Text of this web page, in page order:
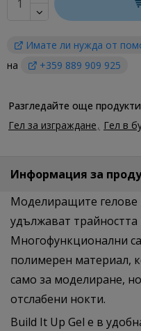
Имате ли нужда от
на
+359 889 909 925
Разгледайте още
Гел за изграждане
Гел в
Информация за
Моделиращите гелове
удължават
Многофункционални са
полимерен материал,
само за моделиране,
отслабени нокти.
Build It Up Gel e в